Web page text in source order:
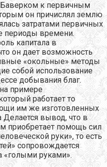
к первичным
он причислял землю
затратами первичных
периоды времени.
капитала в
он дает возможность
«окольные» методы
собой использование
добывания благ.
примере
работает то
им же изготовленных
Делается вывод, что в
приобретает помощь сил
руки», то есть
сопровождается
«голыми руками».